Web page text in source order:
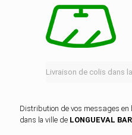
Livraison de colis dans
Distribution de vos messages en
dans la ville de LONGUEVAL